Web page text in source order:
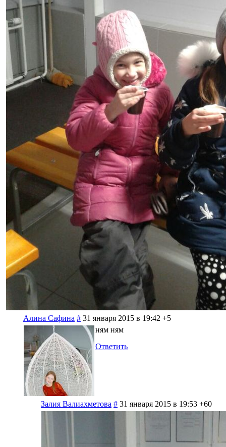
Алина Сафина # 31 января 2015 в 19:42 +5
ням ням
Ответить
Залия Валиахметова # 31 января 2015 в 19:53 +60